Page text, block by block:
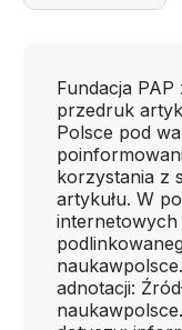
Fundacja
przedruk
Polsce pod
korzystania z
artykułu. W
internetowych
adnotacji: